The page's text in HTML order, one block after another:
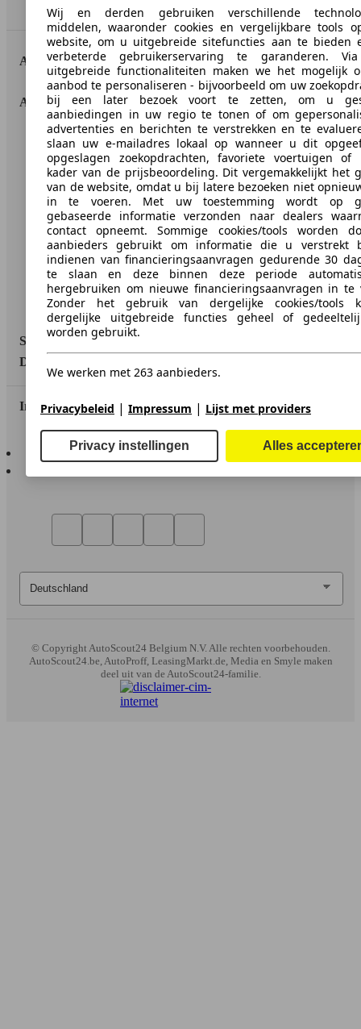
Naar boven
AutoScout24: de grootste online automarkt in Europa.
AutoScout24
Over AutoScout24
Pers
Disclaimer
Wettelijke rechten
Privacy
Media
Toegankelijkheidsverklaring
Service
Dealerrubriek
In contact te blijven
AutoScout24 voor iOS
AutoScout24 voor Android
© Copyright AutoScout24 Belgium N.V. Alle rechten voorbehouden.
AutoScout24.be, AutoProff, LeasingMarkt.de, Media en Smyle maken
deel uit van de AutoScout24-familie.
Wij en derden gebruiken verschillende
middelen, waaronder cookies en vergelijkbare tools
website, om u uitgebreide sitefuncties aan te bieden
verbeterde gebruikerservaring te garanderen.
uitgebreide functionaliteiten maken we het mogelijk
aanbod te personaliseren - bijvoorbeeld om uw
bij een later bezoek voort te zetten, om u
aanbiedingen in uw regio te tonen of om
advertenties en berichten te verstrekken en te
slaan uw e-mailadres lokaal op wanneer u dit
opgeslagen zoekopdrachten, favoriete voertuigen
kader van de prijsbeoordeling. Dit vergemakkelijkt het
van de website, omdat u bij latere bezoeken niet
in te voeren. Met uw toestemming wordt op
gebaseerde informatie verzonden naar dealers
contact opneemt. Sommige cookies/tools worden
aanbieders gebruikt om informatie die u verstrekt
indienen van financieringsaanvragen gedurende 30
te slaan en deze binnen deze periode
hergebruiken om nieuwe financieringsaanvragen in te
Zonder het gebruik van dergelijke cookies/tools
dergelijke uitgebreide functies geheel of
worden gebruikt.
We werken met 263 aanbieders.
Privacybeleid | Impressum | Lijst met providers
Privacy instellingen Alles